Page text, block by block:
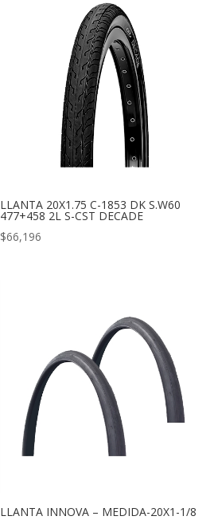
LLANTA 20X1.75 C-1853 DK S.W60
477+458 2L S-CST DECADE
$66,196
LLANTA INNOVA – MEDIDA-20X1-1/8